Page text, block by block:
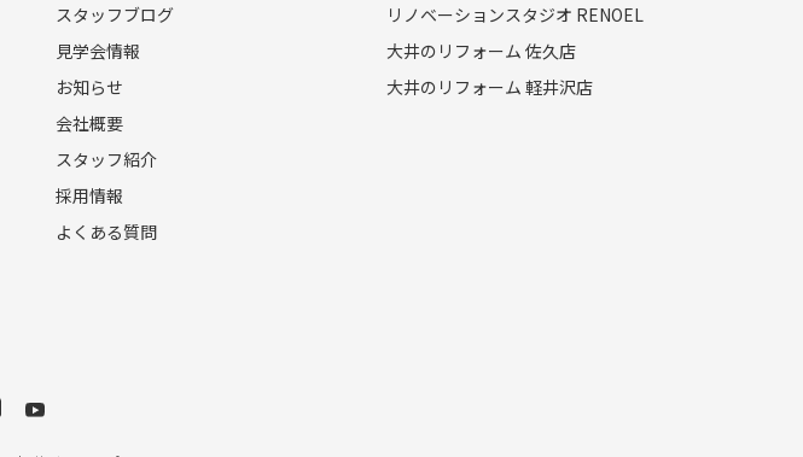
スタッフブログ
見学会情報
お知らせ
会社概要
スタッフ紹介
採用情報
よくある質問
リノベーションスタジオ RENOEL
大井のリフォーム 佐久店
大井のリフォーム 軽井沢店